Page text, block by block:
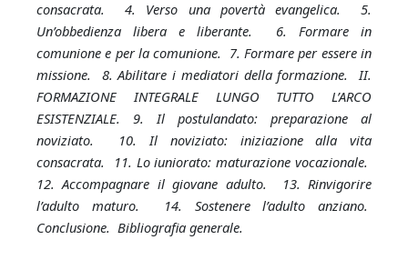
consacrata. 4. Verso una povertà evangelica. 5.
Un’obbedienza libera e liberante. 6. Formare in
comunione e per la comunione. 7. Formare per essere in
missione. 8. Abilitare i mediatori della formazione. II.
FORMAZIONE INTEGRALE LUNGO TUTTO L’ARCO
ESISTENZIALE. 9. Il postulandato: preparazione al
noviziato. 10. Il noviziato: iniziazione alla vita
consacrata. 11. Lo iuniorato: maturazione vocazionale.
12. Accompagnare il giovane adulto. 13. Rinvigorire
l’adulto maturo. 14. Sostenere l’adulto anziano.
Conclusione. Bibliografia generale.